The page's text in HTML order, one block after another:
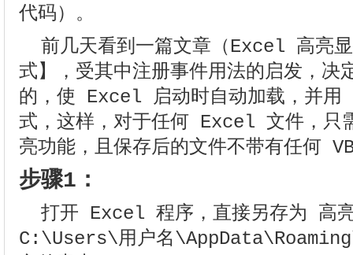
代码）。
前几天看到一篇文章（Excel 高亮
式】，受其中注册事件用法的启发，
的，使 Excel 启动时自动加载，并用
式，这样，对于任何 Excel 文件，只
亮功能，且保存后的文件不带有任何
步骤1：
打开 Excel 程序，直接另存为 高
C:\Users\用户名